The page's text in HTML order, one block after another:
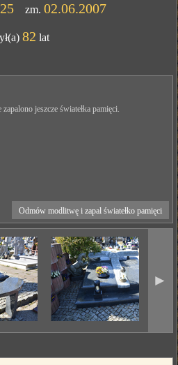
zm.02.06.2007
82 lat
jeszcze światełka pamięci.
Odmów modlitwę i zapal światełko pamięci
►